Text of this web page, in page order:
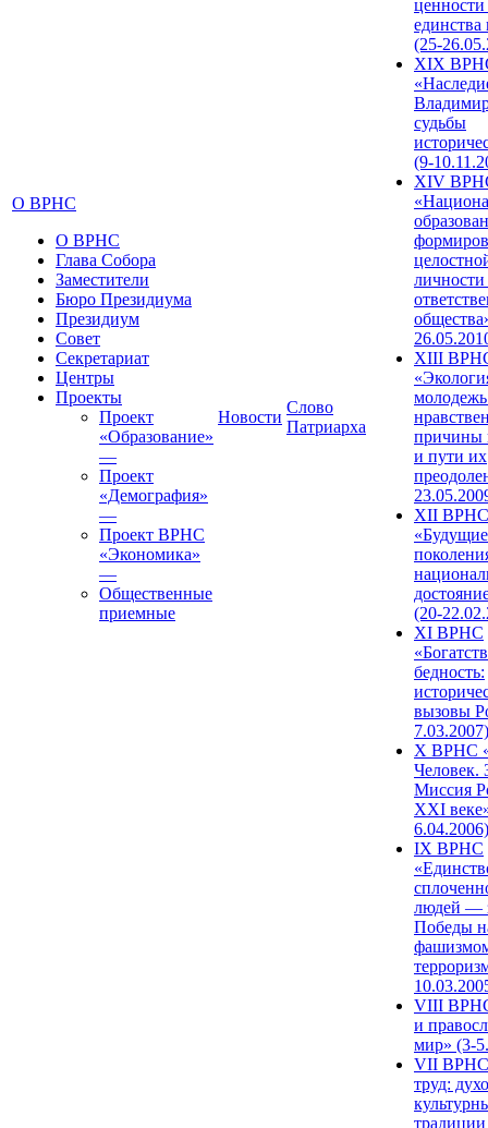
О ВРНС
О ВРНС
Глава Собора
Заместители
Бюро Президиума
Президиум
Совет
Секретариат
Центры
Проекты
Проект
«Образование»
—
Проект
«Демография»
—
Проект ВРНС
«Экономика»
—
Общественные
приемные
Новости
Слово
Патриарха
единства
(25-
XIX
судьбы
(9-
XIV
XIII
причины
и пути их
XII ВРНС
«Будущие
(20-
XI ВРНС
бедность:
вызовы
7.03.2007)
X ВРНС
Человек.
Миссия
XXI
6.04.2006)
IX ВРНС
людей —
Победы
VIII
и
мир» (3-
VII ВРНС
труд: